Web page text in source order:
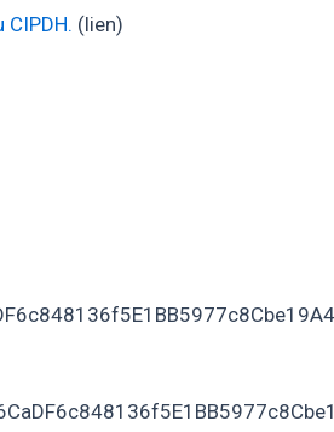
(lien)